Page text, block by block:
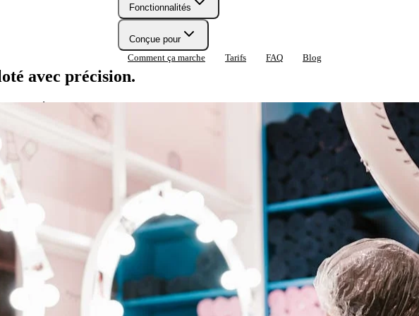
Fonctionnalités
Conçue pour
Comment ça marche
Tarifs FAQ Blog
avec précision.
— gérez vos protocoles et vos rendez-vous sans friction.